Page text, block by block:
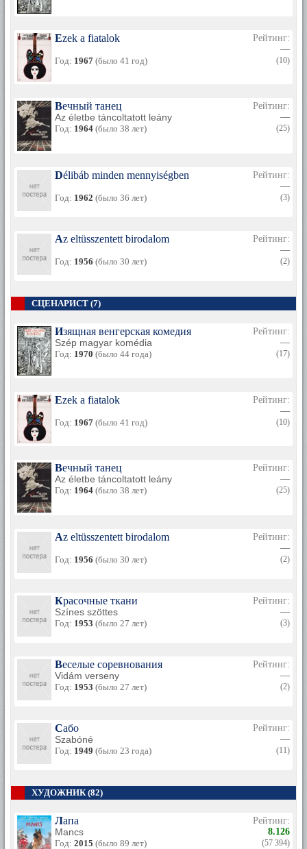
Ezek a fiatalok
Год: 1967 (было 41 год)
Рейтинг:
—
(10)
Вечный танец
Az életbe táncoltatott leány
Год: 1964 (было 38 лет)
Рейтинг:
—
(25)
Délibáb minden mennyiségben
Год: 1962 (было 36 лет)
Рейтинг:
—
(3)
Az eltüsszentett birodalom
Год: 1956 (было 30 лет)
Рейтинг:
—
(2)
СЦЕНАРИСТ (7)
Изящная венгерская комедия
Szép magyar komédia
Год: 1970 (было 44 года)
Рейтинг:
—
(17)
Ezek a fiatalok
Год: 1967 (было 41 год)
Рейтинг:
—
(10)
Вечный танец
Az életbe táncoltatott leány
Год: 1964 (было 38 лет)
Рейтинг:
—
(25)
Az eltüsszentett birodalom
Год: 1956 (было 30 лет)
Рейтинг:
—
(2)
Красочные ткани
Színes szöttes
Год: 1953 (было 27 лет)
Рейтинг:
—
(3)
Веселые соревнования
Vidám verseny
Год: 1953 (было 27 лет)
Рейтинг:
—
(2)
Сабо
Szabóné
Год: 1949 (было 23 года)
Рейтинг:
—
(11)
ХУДОЖНИК (82)
Лапа
Mancs
Год: 2015 (было 89 лет)
Рейтинг:
8.126
(57 394)